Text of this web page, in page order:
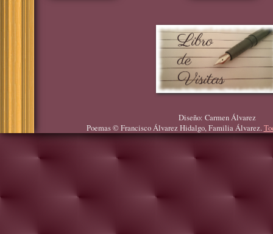
Diseño: Carmen Álvarez
Poemas © Francisco Álvarez Hidalgo, Familia Álvarez.